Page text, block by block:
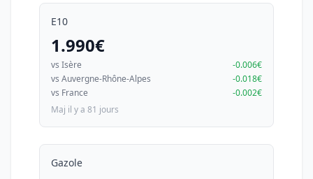
E10
1.990€
vs Isère
-0.006€
vs Auvergne-Rhône-Alpes
-0.018€
vs France
-0.002€
Maj il y a 81 jours
Gazole